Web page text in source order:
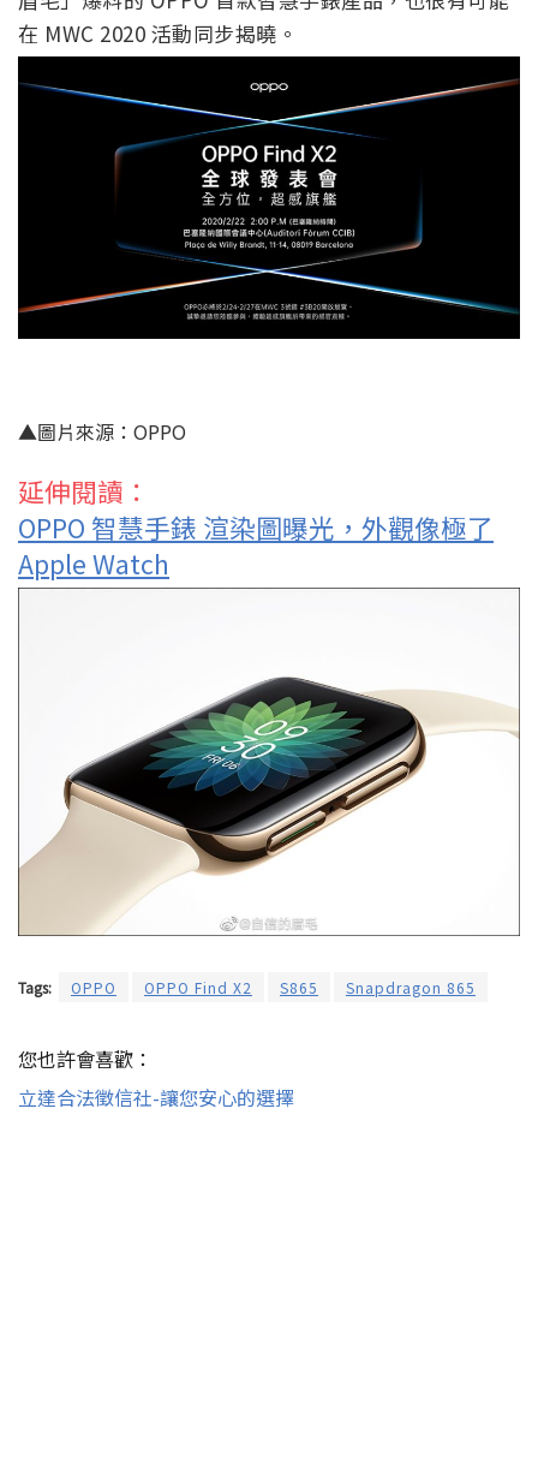
在 MWC 2020 活動同步揭曉。
▲圖片來源：OPPO
延伸閱讀：
OPPO 智慧手錶 渲染圖曝光，外觀像極了
Apple Watch
Tags: OPPO OPPO Find X2 S865 Snapdragon 865
您也許會喜歡：
立達合法徵信社-讓您安心的選擇